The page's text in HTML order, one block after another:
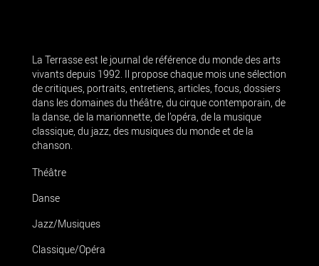
La Terrasse est le journal de référence du monde des arts
vivants depuis 1992. Il propose chaque mois une sélection
de critiques, portraits, entretiens, articles, focus, dossiers
dans les domaines du théâtre, du cirque contemporain, de
la danse, de la marionnette, de l’opéra, de la musique
classique, du jazz, des musiques du monde et de la
chanson.
Théâtre
Danse
Jazz/Musiques
Classique/Opéra